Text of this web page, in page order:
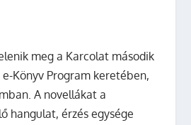
meg a Karcolat második
Könyv Program keretében,
A novellákat a
hangulat, érzés egysége